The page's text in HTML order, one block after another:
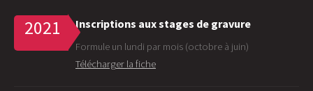
2021 Inscriptions aux stages de gravure
Formule un lundi par mois (octobre à juin)
Télécharger la fiche